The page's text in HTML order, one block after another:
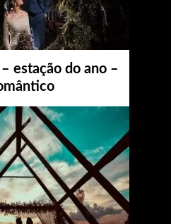
estação do ano –